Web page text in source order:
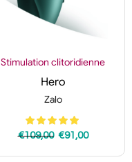
Stimulation clitoridienne
Hero
Zalo
€109,00 €91,00